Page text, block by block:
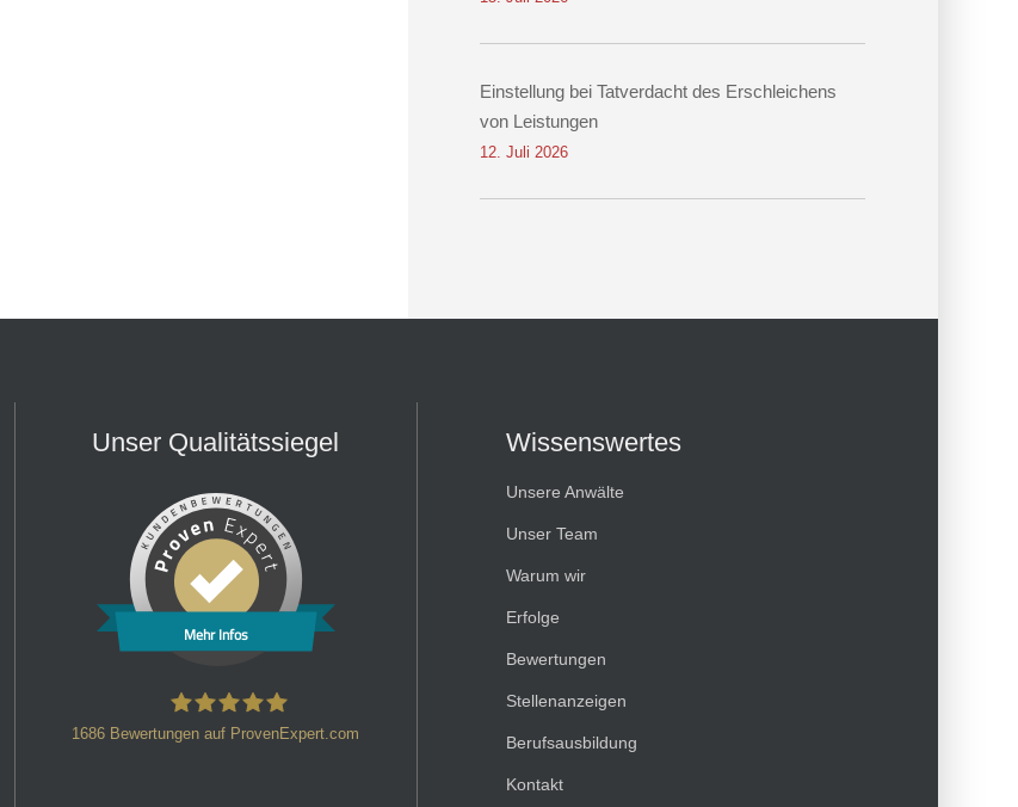
Einstellung bei Tatverdacht des Erschleichens
von Leistungen
12. Juli 2026
Unser Qualitätssiegel
Mehr Infos
1686 Bewertungen auf ProvenExpert.com
Wissenswertes
Unsere Anwälte
Unser Team
Warum wir
Erfolge
Bewertungen
Stellenanzeigen
Berufsausbildung
Kontakt